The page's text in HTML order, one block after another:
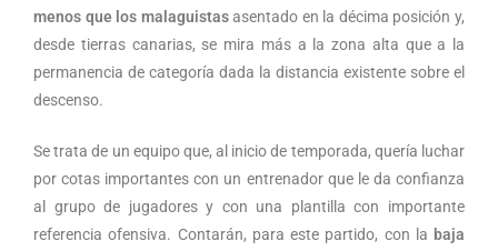
menos que los malaguistasasentado en la décima posición y,
desde tierras canarias, se mira más a la zona alta que a la
permanencia de categoría dada la distancia existente sobre el
descenso.
Se trata de un equipo que, al inicio de temporada, quería luchar
por cotas importantes con un entrenador que le da confianza
al grupo de jugadores y con una plantilla con importante
referencia ofensiva. Contarán, para este partido, con la baja